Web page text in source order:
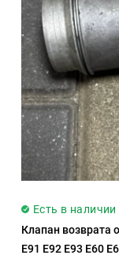
Есть в наличии
Клапан возврата
E91 E92 E93 E60